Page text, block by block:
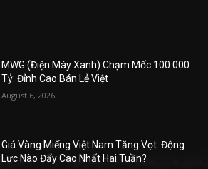
MWG (Điện Máy Xanh) Chạm Mốc 100.000
Tỷ: Đỉnh Cao Bán Lẻ Việt
August 6, 2026
Giá Vàng Miếng Việt Nam Tăng Vọt: Động
Lực Nào Đẩy Cao Nhất Hai Tuần?